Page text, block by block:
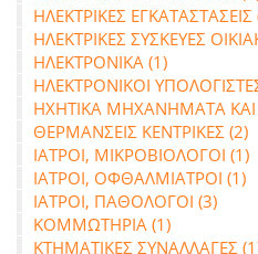
ΗΛΕΚΤΡΙΚΕΣ ΕΓΚΑΤΑΣΤΑΣΕΙΣ
ΗΛΕΚΤΡΙΚΕΣ ΣΥΣΚΕΥΕΣ
ΗΛΕΚΤΡΟΝΙΚΑ (1)
ΗΛΕΚΤΡΟΝΙΚΟΙ
ΗΧΗΤΙΚΑ ΜΗΧΑΝΗΜΑΤΑ
ΘΕΡΜΑΝΣΕΙΣ ΚΕΝΤΡΙΚΕΣ (2)
ΙΑΤΡΟΙ, ΜΙΚΡΟΒΙΟΛΟΓΟΙ (1)
ΙΑΤΡΟΙ, ΟΦΘΑΛΜΙΑΤΡΟΙ (1)
ΙΑΤΡΟΙ, ΠΑΘΟΛΟΓΟΙ (3)
ΚΟΜΜΩΤΗΡΙΑ (1)
ΚΤΗΜΑΤΙΚΕΣ ΣΥΝΑΛΛΑΓΕΣ